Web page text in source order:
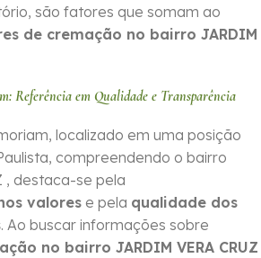
são fatores que somam ao
de cremação no bairro JARDIM
Referência em Qualidade e Transparência
localizado em uma posição
compreendendo o bairro
, destaca-se pela
valorese pela qualidade dos
. Ao buscar informações sobre
no bairro JARDIM VERA CRUZ